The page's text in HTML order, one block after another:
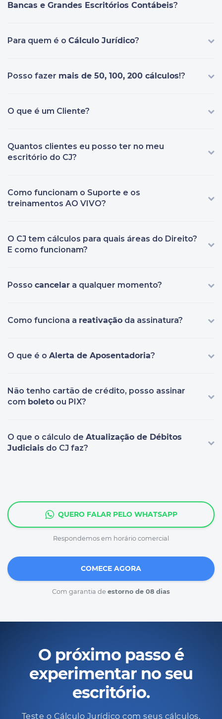
Bancas e Grandes Escritórios Contábeis?
Para quem é o Cálculo Jurídico?
Posso fazer mais de 50, 100, 200 cálculos!?
O que é um Cliente?
Quantos clientes eu posso ter no meu
escritório do CJ?
Como funcionam o Suporte e os
treinamentos AO VIVO?
O CJ tem cálculos para quais áreas do Direito?
E como funcionam?
Posso cancelar a qualquer momento?
Como funciona a reativação da assinatura?
O que é o Alerta de Aposentadoria?
Não tenho cartão de crédito, posso assinar
com boleto ou PIX?
O que o cálculo de Atualização de Débitos
Judiciais do CJ faz?
QUERO FALAR PELO WHATSAPP
Respondemos em horário comercial
COMECE AGORA
Com garantia de estorno de 08 dias
O próximo passo é
experimentar no seu
escritório.
Teste o Cálculo Jurídico com seus cálculos,